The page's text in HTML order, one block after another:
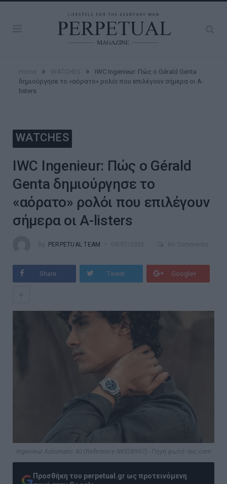
» »
IWC Ingenieur: Πώς ο Gérald Genta
δημιούργησε το «αόρατο» ρολόι που επιλέγουν σήμερα οι A-
listers
WATCHES
IWC Ingenieur: Πώς ο Gérald
Genta δημιούργησε το
«αόρατο» ρολόι που επιλέγουν
σήμερα οι A-listers
PERPETUAL TEAM
Share Tweet Google+
Ingenieur Automatic 40 (Reference IW328907) - Πηγή φωτό: iwc.com
Προσθήκη του perpetual.gr ως προτεινόμενη